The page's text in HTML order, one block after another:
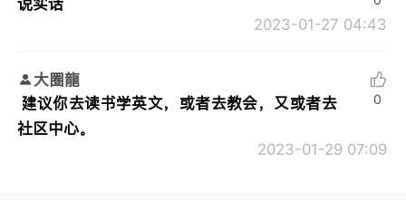
2023-01-27 04:43
大圈龍
建议你去读书学英文，或者去教会，又或者去
社区中心。
2023-01-29 07:09
0